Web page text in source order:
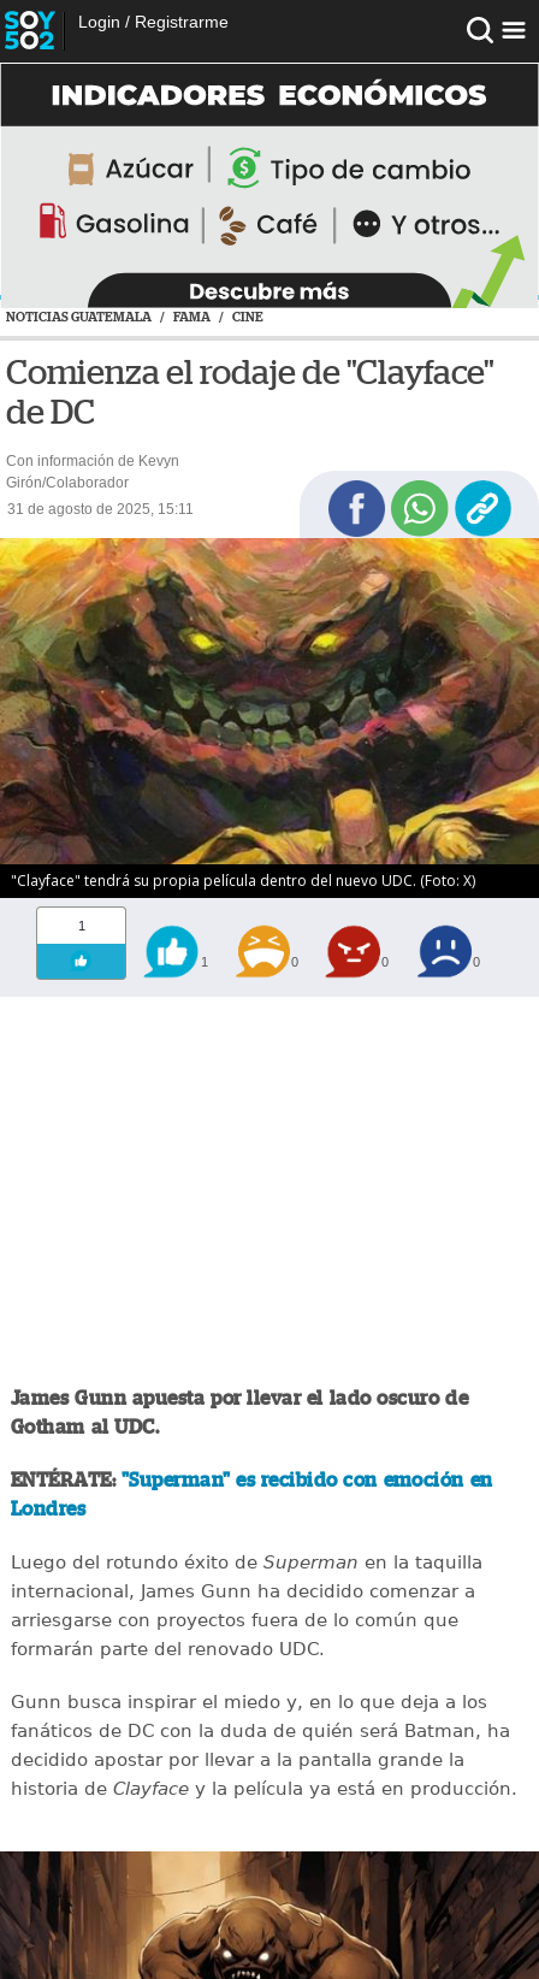
Login / Registrarme
NOTICIAS GUATEMALA / FAMA / CINE
Comienza el rodaje de "Clayface"
de DC
Con información de Kevyn
Girón/Colaborador
31 de agosto de 2025, 15:11
"Clayface" tendrá su propia película dentro del nuevo UDC. (Foto: X)
1
1 0 0 0
James Gunn apuesta por llevar el lado oscuro de
Gotham al UDC.
ENTÉRATE: "Superman" es recibido con emoción en
Londres
Luego del rotundo éxito de Superman en la taquilla
internacional, James Gunn ha decidido comenzar a
arriesgarse con proyectos fuera de lo común que
formarán parte del renovado UDC.
Gunn busca inspirar el miedo y, en lo que deja a los
fanáticos de DC con la duda de quién será Batman, ha
decidido apostar por llevar a la pantalla grande la
historia de Clayfacey la película ya está en producción.